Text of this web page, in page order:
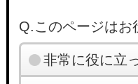
Q.このページはお
非常に役に立